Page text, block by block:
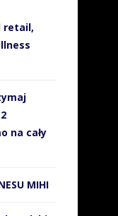
retail,
na cały
MIHI